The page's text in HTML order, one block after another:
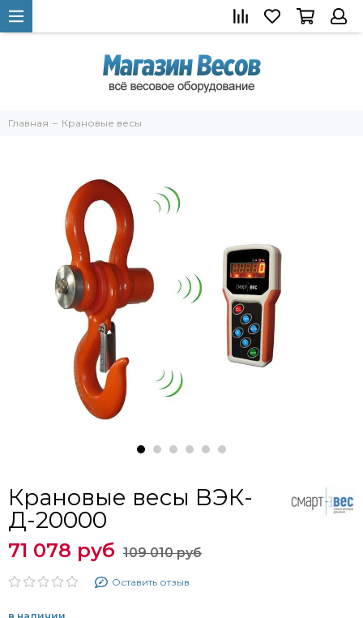
Главная Крановые весы
Крановые весы ВЭК-
Д-20000
71 078 руб 109 010 руб
Оставить отзыв